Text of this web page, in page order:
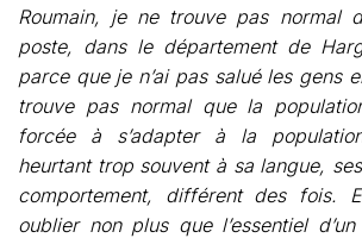
Roumain, je ne trouve pas normal
poste, dans le département de
parce que je n’ai pas salué les gens
trouve pas normal que la
forcée à s’adapter à la
heurtant trop souvent à sa langue,
comportement, différent des fois.
oublier non plus que l’essentiel